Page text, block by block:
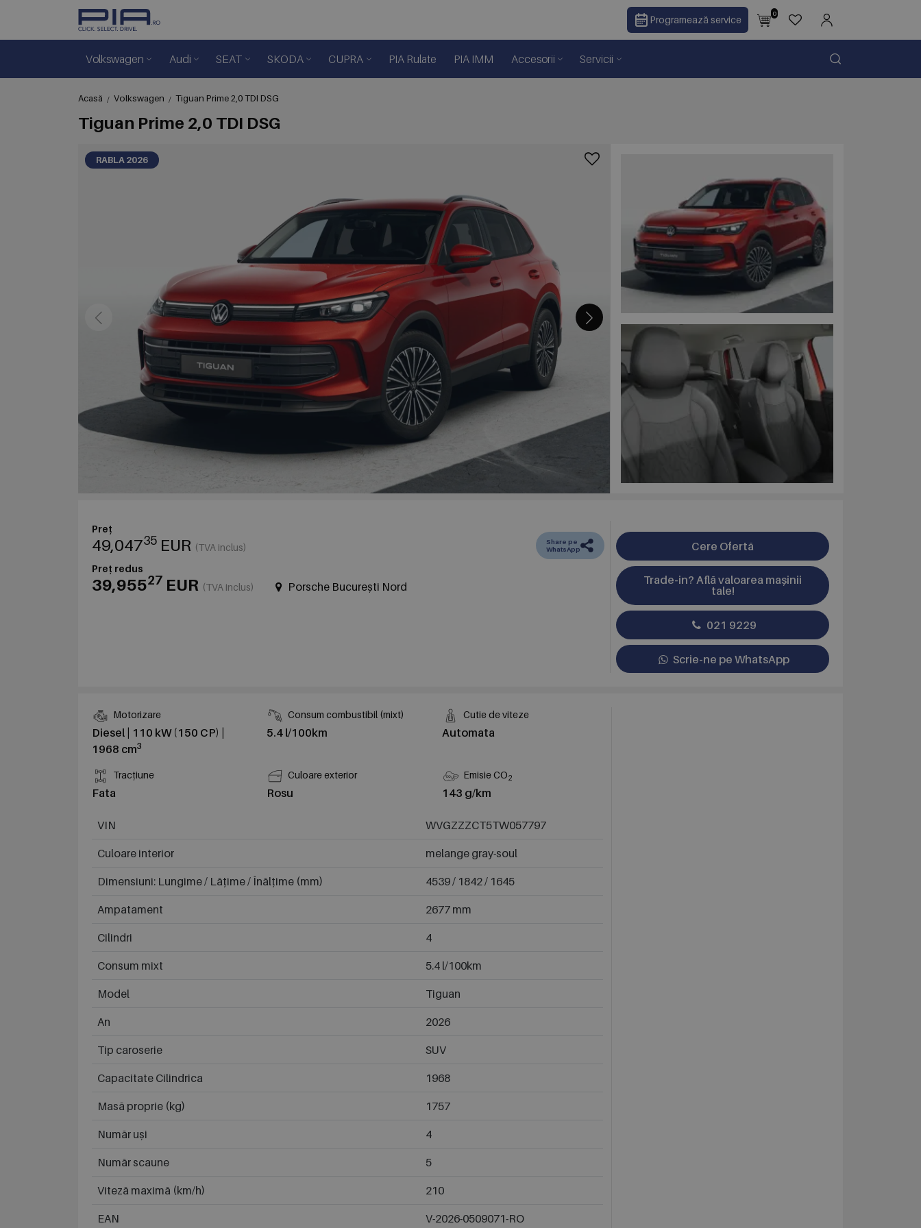
Programează service
0
Volkswagen Audi SEAT SKODA CUPRA PIA Rulate PIA IMM Accesorii Servicii
Acasă Volkswagen Tiguan Prime 2,0 TDI DSG
Tiguan Prime 2,0 TDI DSG
RABLA 2026
Preț
49,04735 EUR (TVA inclus)
Preț redus
39,95527 EUR (TVA inclus) Porsche București Nord
Share pe
WhatsApp
Cere Ofertă
Trade-in? Află valoarea mașinii
tale!
021 9229
Scrie-ne pe WhatsApp
Motorizare
Diesel | 110 kW (150 CP) |
1968 cm3
Consum combustibil (mixt)
5.4 l/100km
Cutie de viteze
Automata
Tracțiune
Fata
Culoare exterior
Rosu
Emisie CO2
143 g/km
VIN WVGZZZCT5TW057797
Culoare interior melange gray-soul
Dimensiuni: Lungime / Lățime / Înălțime (mm) 4539 / 1842 / 1645
Ampatament 2677 mm
Cilindri 4
Consum mixt 5.4 l/100km
Model Tiguan
An 2026
Tip caroserie SUV
Capacitate Cilindrica 1968
Masă proprie (kg) 1757
Număr uși 4
Număr scaune 5
Viteză maximă (km/h) 210
EAN V-2026-0509071-RO